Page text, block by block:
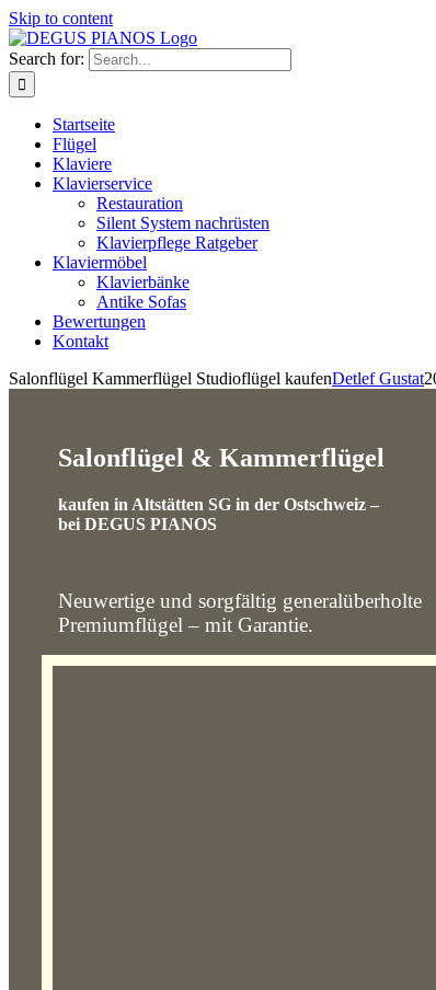
Skip to content
Search for:
Startseite
Flügel
Klaviere
Klavierservice
Restauration
Silent System nachrüsten
Klavierpflege Ratgeber
Klaviermöbel
Klavierbänke
Antike Sofas
Bewertungen
Kontakt
Salonflügel Kammerflügel Studioflügel kaufenDetlef Gustat
Salonflügel & Kammerflügel
kaufen in Altstätten SG in der Ostschweiz –
bei DEGUS PIANOS
Neuwertige und sorgfältig generalüberholte
Premiumflügel – mit Garantie.